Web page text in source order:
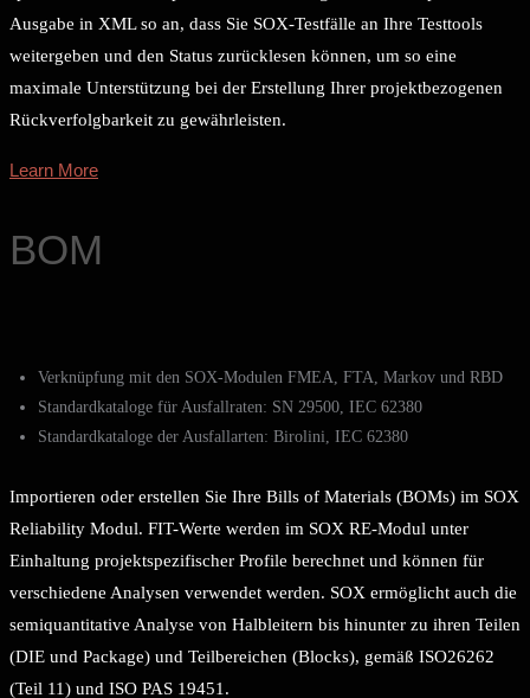
Ausgabe in XML so an, dass Sie SOX-Testfälle an Ihre Testtools
weitergeben und den Status zurücklesen können, um so eine
maximale Unterstützung bei der Erstellung Ihrer projektbezogenen
Rückverfolgbarkeit zu gewährleisten.
Learn More
BOM
Verknüpfung mit den SOX-Modulen FMEA, FTA, Markov und RBD
Standardkataloge für Ausfallraten: SN 29500, IEC 62380
Standardkataloge der Ausfallarten: Birolini, IEC 62380
Importieren oder erstellen Sie Ihre Bills of Materials (BOMs) im SOX
Reliability Modul. FIT-Werte werden im SOX RE-Modul unter
Einhaltung projektspezifischer Profile berechnet und können für
verschiedene Analysen verwendet werden. SOX ermöglicht auch die
semiquantitative Analyse von Halbleitern bis hinunter zu ihren Teilen
(DIE und Package) und Teilbereichen (Blocks), gemäß ISO26262
(Teil 11) und ISO PAS 19451.